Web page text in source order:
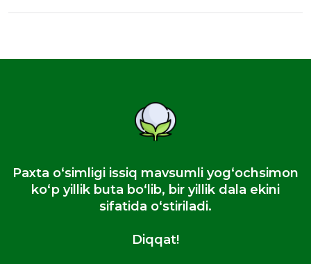
Paxta oʻsimligi issiq mavsumli yogʻochsimon
koʻp yillik buta boʻlib, bir yillik dala ekini
sifatida oʻstiriladi.
Diqqat!